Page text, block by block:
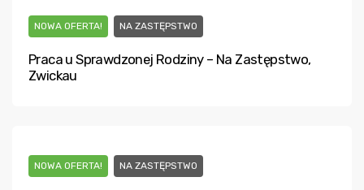
NOWA OFERTA! NA ZASTĘPSTWO
Praca u Sprawdzonej Rodziny – Na Zastępstwo,
Zwickau
NOWA OFERTA! NA ZASTĘPSTWO